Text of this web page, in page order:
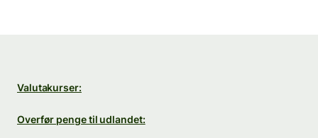
Valutakurser:
Overfør penge til udlandet: